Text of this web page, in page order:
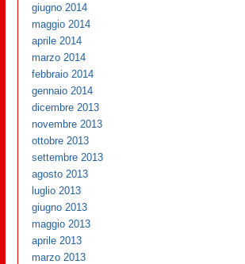
giugno 2014
maggio 2014
aprile 2014
marzo 2014
febbraio 2014
gennaio 2014
dicembre 2013
novembre 2013
ottobre 2013
settembre 2013
agosto 2013
luglio 2013
giugno 2013
maggio 2013
aprile 2013
marzo 2013